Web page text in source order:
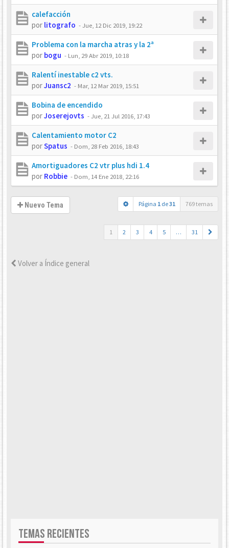
calefacción
por litografo -Jue, 12 Dic 2019, 19:22
Problema con la marcha atras y la 2ª
por bogu - Lun, 29 Abr 2019, 10:18
Ralentí inestable c2 vts.
porJuansc2 - Mar, 12 Mar 2019, 15:51
Bobina de encendido
porJoserejovts -Jue, 21 Jul 2016, 17:43
Calentamiento motor C2
porSpatus - Dom, 28 Feb 2016, 18:43
Amortiguadores C2 vtr plus hdi 1.4
por Robbie - Dom, 14 Ene 2018, 22:16
Nuevo Tema Página 1 de31 769 temas
1 2 3 4 5 … 31
Volver a Índice general
TEMAS RECIENTES